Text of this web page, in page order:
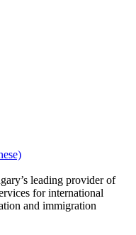
leading provider of
for international
and immigration